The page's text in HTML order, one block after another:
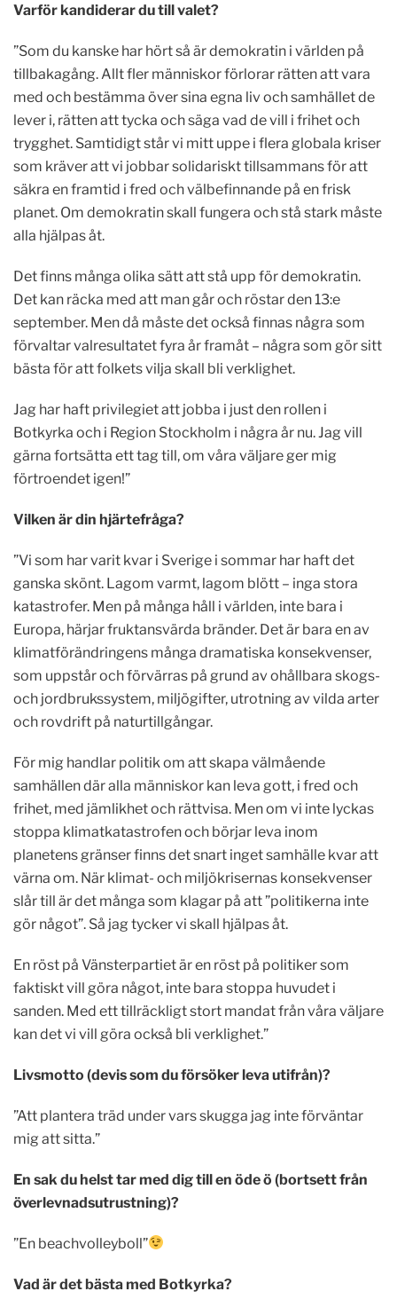
Varför kandiderar du till valet?
”Som du kanske har hört så är demokratin i världen på
tillbakagång. Allt fler människor förlorar rätten att vara
med och bestämma över sina egna liv och samhället de
lever i, rätten att tycka och säga vad de vill i frihet och
trygghet. Samtidigt står vi mitt uppe i flera globala kriser
som kräver att vi jobbar solidariskt tillsammans för att
säkra en framtid i fred och välbefinnande på en frisk
planet. Om demokratin skall fungera och stå stark måste
alla hjälpas åt.
Det finns många olika sätt att stå upp för demokratin.
Det kan räcka med att man går och röstar den 13:e
september. Men då måste det också finnas några som
förvaltar valresultatet fyra år framåt – några som gör sitt
bästa för att folkets vilja skall bli verklighet.
Jag har haft privilegiet att jobba i just den rollen i
Botkyrka och i Region Stockholm i några år nu. Jag vill
gärna fortsätta ett tag till, om våra väljare ger mig
förtroendet igen!”
Vilken är din hjärtefråga?
”Vi som har varit kvar i Sverige i sommar har haft det
ganska skönt. Lagom varmt, lagom blött – inga stora
katastrofer. Men på många håll i världen, inte bara i
Europa, härjar fruktansvärda bränder. Det är bara en av
klimatförändringens många dramatiska konsekvenser,
som uppstår och förvärras på grund av ohållbara skogs-
och jordbrukssystem, miljögifter, utrotning av vilda arter
och rovdrift på naturtillgångar.
För mig handlar politik om att skapa välmående
samhällen där alla människor kan leva gott, i fred och
frihet, med jämlikhet och rättvisa. Men om vi inte lyckas
stoppa klimatkatastrofen och börjar leva inom
planetens gränser finns det snart inget samhälle kvar att
värna om. När klimat- och miljökrisernas konsekvenser
slår till är det många som klagar på att ”politikerna inte
gör något”. Så jag tycker vi skall hjälpas åt.
En röst på Vänsterpartiet är en röst på politiker som
faktiskt vill göra något, inte bara stoppa huvudet i
sanden. Med ett tillräckligt stort mandat från våra väljare
kan det vi vill göra också bli verklighet.”
Livsmotto (devis som du försöker leva utifrån)?
”Att plantera träd under vars skugga jag inte förväntar
mig att sitta.”
En sak du helst tar med dig till en öde ö (bortsett från
överlevnadsutrustning)?
”En beachvolleyboll”
Vad är det bästa med Botkyrka?